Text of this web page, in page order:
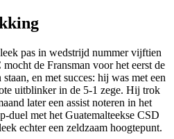
pas in wedstrijd nummer vijftien
de Fransman voor het eerst de
en met succes: hij was met een
uitblinker in de 5-1 zege. Hij trok
later een assist noteren in het
met het Guatemalteekse CSD
echter een zeldzaam hoogtepunt.